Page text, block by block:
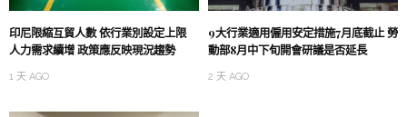
印尼限縮互貿人數 依行業別設定上限
人力需求續增 政策應反映現況趨勢
1 天 AGO
9大行業適用僱用安定措施7月底截止 勞
動部8月中下旬開會研議是否延長
2 天 AGO